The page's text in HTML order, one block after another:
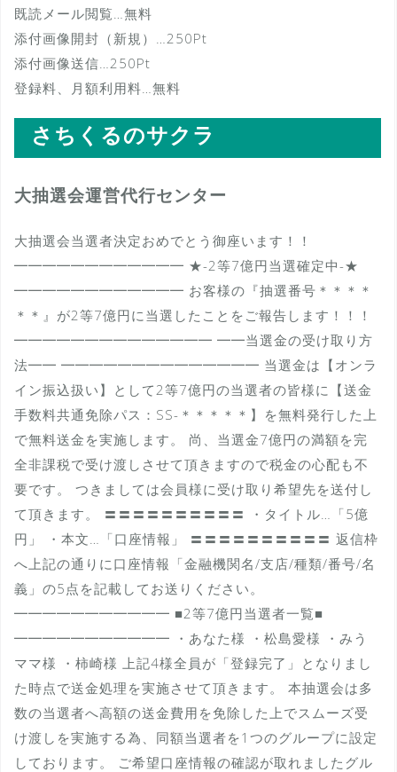
既読メール閲覧…無料
添付画像開封（新規）…250Pt
添付画像送信…250Pt
登録料、月額利用料…無料
さちくるのサクラ
大抽選会運営代行センター
大抽選会当選者決定おめでとう御座います！！
━━━━━━━━━━━━ ★-2等7億円当選確定中-★
━━━━━━━━━━━━ お客様の『抽選番号＊＊＊＊
＊＊』が2等7億円に当選したことをご報告します！！！
━━━━━━━━━━━━━━ ━━当選金の受け取り方
法━━ ━━━━━━━━━━━━━━ 当選金は【オンラ
イン振込扱い】として2等7億円の当選者の皆様に【送金
手数料共通免除パス：SS-＊＊＊＊＊】を無料発行した上
で無料送金を実施します。 尚、当選金7億円の満額を完
全非課税で受け渡しさせて頂きますので税金の心配も不
要です。 つきましては会員様に受け取り希望先を送付し
て頂きます。 〓〓〓〓〓〓〓〓〓〓 ・タイトル…「5億
円」 ・本文…「口座情報」 〓〓〓〓〓〓〓〓〓〓 返信枠
へ上記の通りに口座情報「金融機関名/支店/種類/番号/名
義」の5点を記載してお送りください。
━━━━━━━━━━━ ■2等7億円当選者一覧■
━━━━━━━━━━━ ・あなた様 ・松島愛様 ・みう
ママ様 ・柿崎様 上記4様全員が「登録完了」となりまし
た時点で送金処理を実施させて頂きます。 本抽選会は多
数の当選者へ高額の送金費用を免除した上でスムーズ受
け渡しを実施する為、同額当選者を1つのグループに設定
しております。 ご希望口座情報の確認が取れましたグル